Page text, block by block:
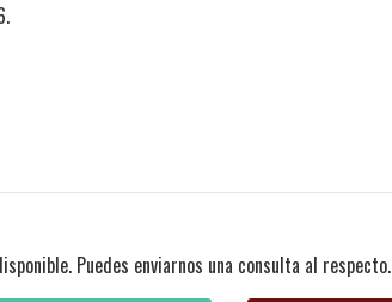
Puedes enviarnos una consulta al respecto.